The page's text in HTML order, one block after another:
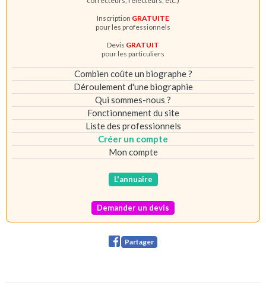
Inscription GRATUITE
pour les professionnels
Devis GRATUIT
pour les particuliers
Combien coûte un biographe ?
Déroulement d'une biographie
Qui sommes-nous ?
Fonctionnement du site
Liste des professionnels
Créer un compte
Mon compte
L'annuaire
Demander un devis
Partager